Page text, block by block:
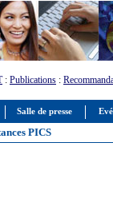
Salle de presse
: Publications :
PICS